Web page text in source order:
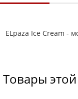
ELpaza Ice Cream -
Товары